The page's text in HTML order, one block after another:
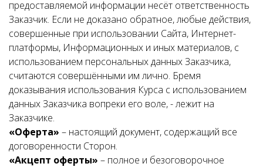
предоставляемой информации несёт ответственность
Заказчик. Если не доказано обратное, любые действия,
совершенные при использовании Сайта, Интернет-
платформы, Информационных и иных материалов, с
использованием персональных данных Заказчика,
считаются совершёнными им лично. Бремя
доказывания использования Курса с использованием
данных Заказчика вопреки его воле, - лежит на
Заказчике.
«Оферта» – настоящий документ, содержащий все
договоренности Сторон.
«Акцепт оферты» – полное и безоговорочное